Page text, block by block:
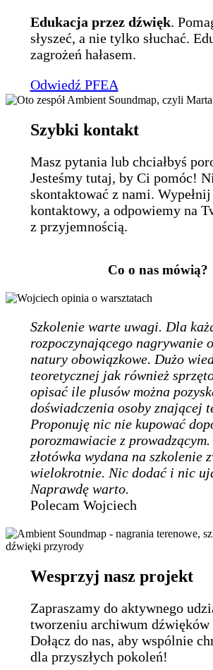
Edukacja przez dźwięk.
słyszeć, a nie tylko słuchać.
zagrożeń hałasem.
Odwiedź PFEA
Szybki kontakt
Masz pytania lub chciałbyś
Jesteśmy tutaj, by Ci pomóc!
skontaktować z nami.
kontaktowy, a odpowiemy na
z przyjemnością.
Co o nas mówią?
Szkolenie warte uwagi. Dla
rozpoczynającego nagrywanie
natury obowiązkowe. Dużo
teoretycznej jak również
opisać ile plusów można
doświadczenia osoby znającej
Proponuję nic nie kupować
porozmawiacie z
złotówka wydana na szkolenie
wielokrotnie. Nic dodać i nic
Naprawdę warto.
Polecam Wojciech
Wesprzyj nasz projekt
Zapraszamy do aktywnego
tworzeniu archiwum dźwięków
Dołącz do nas, aby wspólnie
dla przyszłych pokoleń!